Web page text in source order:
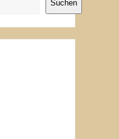
Suchen